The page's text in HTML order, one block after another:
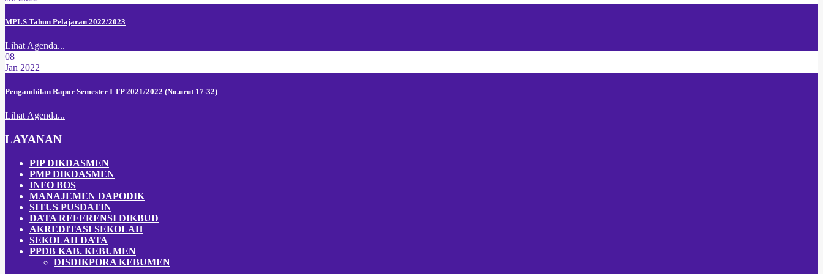
MPLS Tahun Pelajaran 2022/2023
Lihat Agenda...
08
Jan 2022
Pengambilan Rapor Semester I TP 2021/2022 (No.urut 17-32)
Lihat Agenda...
LAYANAN
PIP DIKDASMEN
PMP DIKDASMEN
INFO BOS
MANAJEMEN DAPODIK
SITUS PUSDATIN
DATA REFERENSI DIKBUD
AKREDITASI SEKOLAH
SEKOLAH DATA
PPDB KAB. KEBUMEN
DISDIKPORA KEBUMEN